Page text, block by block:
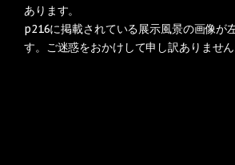
あります。
p216に掲載されている展示風景の画像が
す。ご迷惑をおかけして申し訳ありません